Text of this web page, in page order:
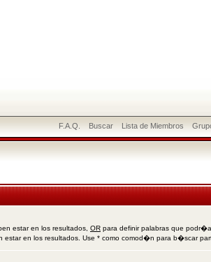
F.A.Q. Buscar Lista de Miembros
estar en los resultados, OR para definir palabras que
estar en los resultados. Use * como comod�n para b�scar